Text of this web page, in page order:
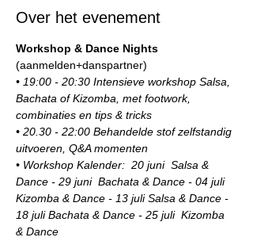
Over het evenement
Workshop & Dance Nights
(aanmelden+danspartner)
• 19:00 - 20:30 Intensieve workshop Salsa,
Bachata of Kizomba, met footwork,
combinaties en tips & tricks
• 20.30 - 22:00 Behandelde stof zelfstandig
uitvoeren, Q&A momenten
• Workshop Kalender:  20 juni  Salsa &
Dance - 29 juni  Bachata & Dance - 04 juli
Kizomba & Dance - 13 juli Salsa & Dance -
18 juli Bachata & Dance - 25 juli  Kizomba
& Dance